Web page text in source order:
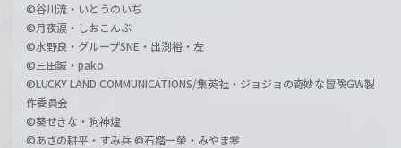
©谷川流・いとうのいぢ
©月夜涙・しおこんぶ
©水野良・グループSNE・出渕裕・左
©三田誠・pako
©LUCKY LAND COMMUNICATIONS/集英社・ジョジョの奇妙な冒険GW製
作委員会
©葵せきな・狗神煌
©あざの耕平・すみ兵 ©石踏一榮・みやま零